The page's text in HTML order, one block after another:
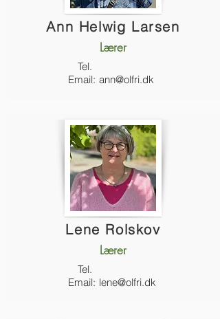
Ann Helwig Larsen
Lærer
Tel.
Email: ann@olfri.dk
Lene Rolskov
Lærer
Tel.
Email: lene@olfri.dk